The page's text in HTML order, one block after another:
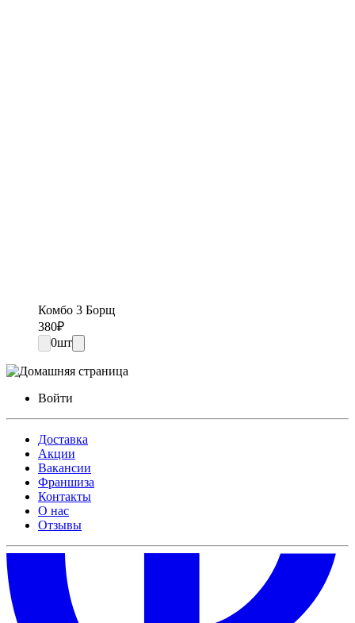
Комбо 3 Борщ
380₽
0шт
Войти
Доставка
Акции
Вакансии
Франшиза
Контакты
О нас
Отзывы